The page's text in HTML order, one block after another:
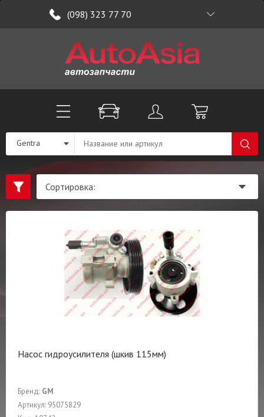
(098) 323 77 70
Gentra
Насос гидроусилителя (шкив 115мм)
Бренд: GM
Артикул: 95075829